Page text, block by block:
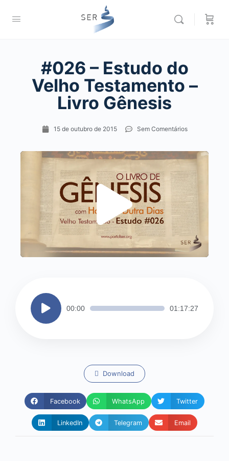
#026 – Estudo do
Velho Testamento –
Livro Gênesis
15 de outubro de 2015 Sem Comentários
Tocador
de
áudio
00:00 01:17:27
Download
Facebook WhatsApp Twitter
LinkedIn Telegram Email